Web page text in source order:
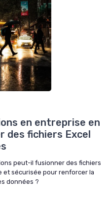
en entreprise en
des fichiers Excel
peut-il fusionner des fichiers
et sécurisée pour renforcer la
données ?